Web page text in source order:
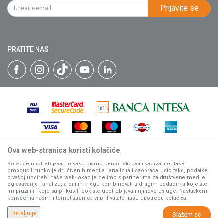
PIB: 102135221
Matični broj: 07593252
Najčešća pitanja
Katalozi
Isporuka
Plaćanje karticama
Web kredit Raiffeisen banke
Pravo na odustajanje
Povraćaj sredstava
Zamena artikala
Prijavite se
PRATITE NAS
Nastojimo da budemo što precizniji u opisu proizvoda, prikazu
slika i samih cena, ali ne možemo garantovati da su sve
informacije kompletne i bez grešaka.
Svi artikli prikazani na sajtu su deo naše ponude, ali ne
podrazumeva da su dostupni u svakom trenutku.
©2026www.villagerstore.com . Sva prava zadržana.
Ova web-stranica koristi kolačiće
Kolačiće upotrebljavamo kako bismo personalizovali sadržaj i oglase,
omogućili funkcije društvenih medija i analizirali saobraćaj. Isto tako, podatke
o vašoj upotrebi naše web-lokacije delimo s partnerima za društvene medije,
oglašavanje i analizu, a oni ih mogu kombinovati s drugim podacima koje ste
im pružili ili koje su prikupili dok ste upotrebljavali njihove usluge. Nastavkom
korišćenja naših internet stranica vi prihvatate našu upotrebu kolačića.
Detaljnije Slažem se